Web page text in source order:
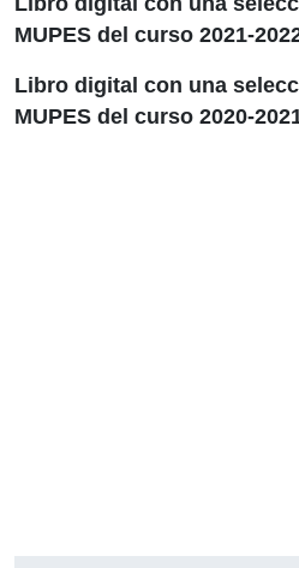
MUPES del curso 2021-
Libro digital con una
MUPES del curso 2020-